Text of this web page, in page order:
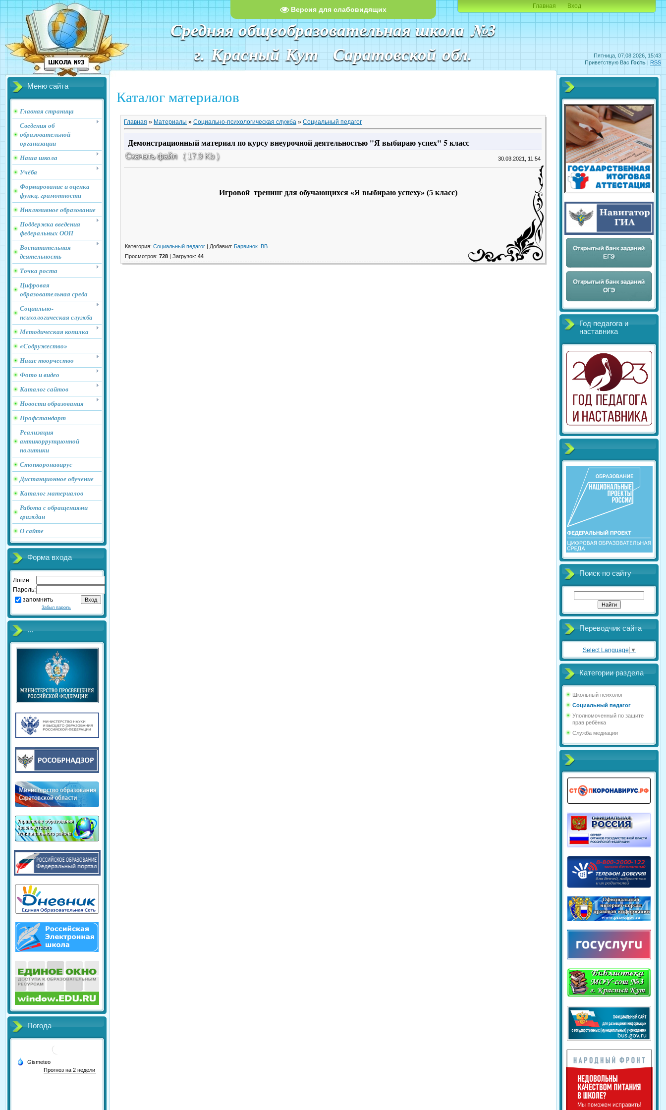
Версия для слабовидящих
Пятница, 07.08.2026, 15:43
Приветствую Вас Гость | RSS
Средняя общеобразовательная школа №3
г. Красный Кут Саратовской обл.
Главная Вход
Меню сайта
Главная страница
Сведения об
образовательной
организации
Наша школа
Учёба
Формирование и оценка
функц. грамотности
Инклюзивное образование
Поддержка введения
федеральных ООП
Воспитательная
деятельность
Точка роста
Цифровая
образовательная среда
Социально-
психологическая служба
Методическая копилка
«Содружество»
Наше творчество
Фото и видео
Каталог сайтов
Новости образования
Профстандарт
Реализация
антикоррупционной
политики
Стопкоронавирус
Дистанционное обучение
Каталог материалов
Работа с обращениями
граждан
О сайте
Форма входа
Логин:
Пароль:
запомнить
Забыл пароль
...
Погода
Каталог материалов
Главная » Материалы » Социально-психологическая служба » Социальный педагог
Демонстрационный материал по курсу внеурочной деятельностью "Я выбираю успех" 5 класс
Скачать файл ( 17.9 Kb ) 30.03.2021, 11:54
Игровой тренинг для обучающихся «Я выбираю успеху» (5 класс)
Категория: Социальный педагог Добавил: Барвинок_ВВ
Просмотров: 728 Загрузок: 44
Год педагога и
наставника
Поиск по сайту
Переводчик сайта
Select Language ▼
Категории раздела
Школьный психолог
Социальный педагог
Уполномоченный по защите
прав ребёнка
Служба медиации